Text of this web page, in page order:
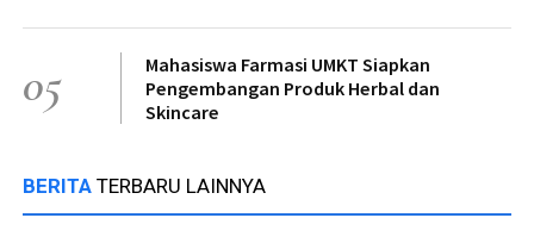
05
Mahasiswa Farmasi UMKT Siapkan
Pengembangan Produk Herbal dan
Skincare
BERITA TERBARU LAINNYA